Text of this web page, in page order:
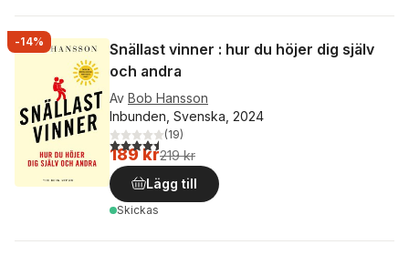
-14%
Snällast vinner : hur du höjer dig själv
och andra
Av Bob Hansson
Inbunden, Svenska, 2024
4,5utav 5 stjärnor. Totalt antal röster:
(19)
189 kr219 kr
Lägg till
Skickas